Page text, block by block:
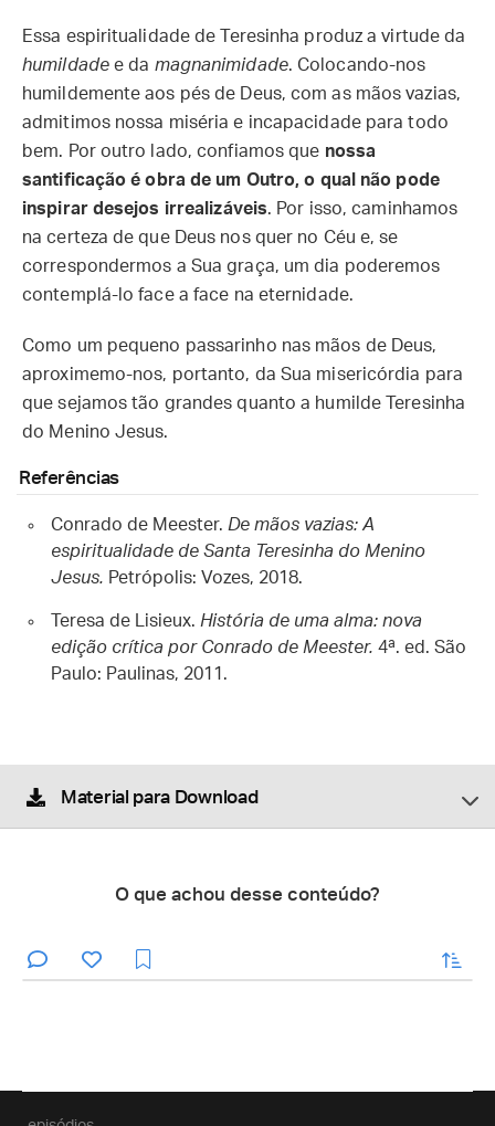
Essa espiritualidade de Teresinha produz a virtude da
humildadee da magnanimidade. Colocando-nos
humildemente aos pés de Deus, com as mãos vazias,
admitimos nossa miséria e incapacidade para todo
bem. Por outro lado, confiamos que nossa
santificação é obra de um Outro, o qual não pode
inspirar desejos irrealizáveis. Por isso, caminhamos
na certeza de que Deus nos quer no Céu e, se
correspondermos a Sua graça, um dia poderemos
contemplá-lo face a face na eternidade.
Como um pequeno passarinho nas mãos de Deus,
aproximemo-nos, portanto, da Sua misericórdia para
que sejamos tão grandes quanto a humilde Teresinha
do Menino Jesus.
Referências
Conrado de Meester. De mãos vazias: A
espiritualidade de Santa Teresinha do Menino
Jesus. Petrópolis: Vozes, 2018.
Teresa de Lisieux. História de uma alma: nova
edição crítica por Conrado de Meester. 4ª. ed. São
Paulo: Paulinas, 2011.
Material para Download
O que achou desse conteúdo?
enviar